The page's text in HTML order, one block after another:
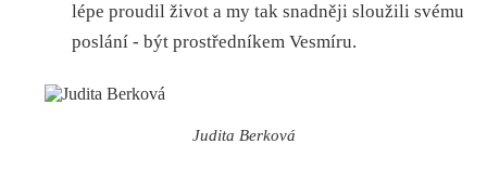
lépe proudil život a my tak snadněji sloužili svému
poslání - být prostředníkem Vesmíru.
Judita Berková